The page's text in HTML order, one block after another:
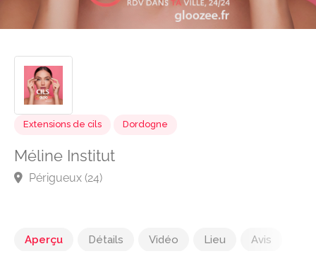
Extensions de cils
Aperçu Détails Vidéo Lieu Avis